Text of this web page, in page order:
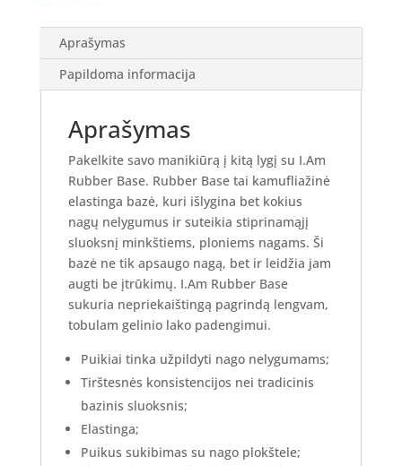
Aprašymas
Papildoma informacija
Aprašymas
Pakelkite savo manikiūrą į kitą lygį su I.Am
Rubber Base. Rubber Base tai kamufliažinė
elastinga bazė, kuri išlygina bet kokius
nagų nelygumus ir suteikia stiprinamąjį
sluoksnį minkštiems, ploniems nagams. Ši
bazė ne tik apsaugo nagą, bet ir leidžia jam
augti be įtrūkimų. I.Am Rubber Base
sukuria nepriekaištingą pagrindą lengvam,
tobulam gelinio lako padengimui.
Puikiai tinka užpildyti nago nelygumams;
Tirštesnės konsistencijos nei tradicinis
bazinis sluoksnis;
Elastinga;
Puikus sukibimas su nago plokštele;